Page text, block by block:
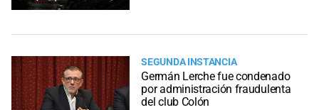
SEGUNDA INSTANCIA
Germán Lerche fue condenado
por administración fraudulenta
del club Colón